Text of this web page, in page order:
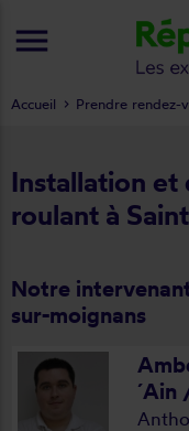
Installation et
roulant à
Notre
sur-moignans
Accueil Prendre rendez-
menu